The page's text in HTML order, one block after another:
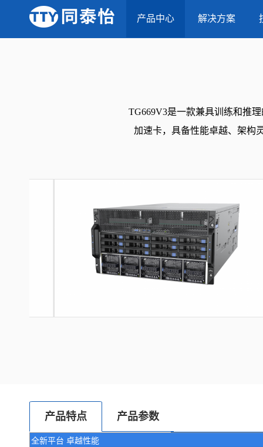
产品中心 解决方案
当前位置：首页-产品中心 TG669V3 6U8卡-AI服务器
TG669V3是一款兼具训练和推
加速卡，具备性能卓越、架构
产品特点 产品参数
全新平台 卓越性能